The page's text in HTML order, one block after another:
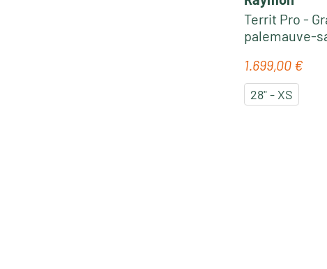
Territ Pro -
palemauve-
Regulärer Preis:
1.699,00 €
28" - XS